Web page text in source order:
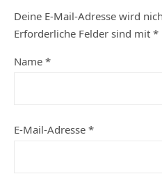
Deine E-Mail-Adresse wird
Erforderliche Felder sind mit *
Name *
E-Mail-Adresse *